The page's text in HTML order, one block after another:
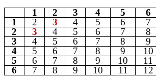
1
2 3 4 5
6
1
2 3 4 5 6
7
2
3 4 5 6 7
8
3
4 5 6 7 8
9
4
5 6 7 8 9
10
5
6 7 8 9 10
11
6
7 8 9 10 11
12